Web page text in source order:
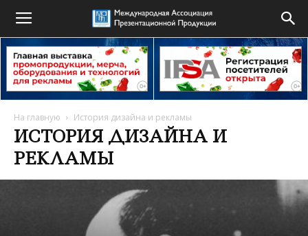
На главную История дизайна и рекламы
ИСТОРИЯ ДИЗАЙНА И
РЕКЛАМЫ